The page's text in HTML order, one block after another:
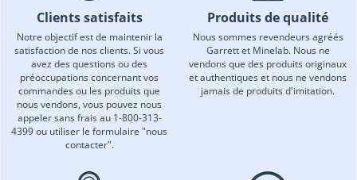
Clients satisfaits
Notre objectif est de maintenir la
satisfaction de nos clients. Si vous
avez des questions ou des
préoccupations concernant vos
commandes ou les produits que
nous vendons, vous pouvez nous
appeler sans frais au 1-800-313-
4399 ou utiliser le formulaire "nous
contacter".
Produits de qualité
Nous sommes revendeurs agréés
Garrett et Minelab. Nous ne
vendons que des produits originaux
et authentiques et nous ne vendons
jamais de produits d'imitation.